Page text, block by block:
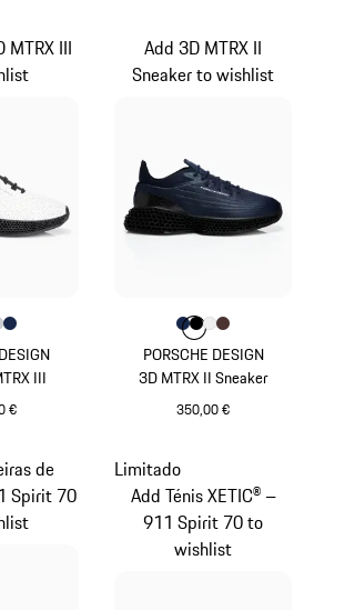
III
€
MTRX III
Preto
Cor
PORSCHE DESIGN
3D MTRX II Sneaker
350,00 €
Add 3D MTRX II
Sneaker to wishlist
Cor
CorAzul Escuro
CorPreto
CorCor
de
Spirit 70
Limitado
Add Ténis XETIC® –
911 Spirit 70 to
wishlist